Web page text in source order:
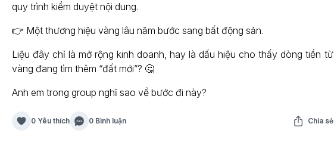
quy trình kiểm duyệt nội dung.
👉 Một thương hiệu vàng lâu năm bước sang bất động sản.
Liệu đây chỉ là mở rộng kinh doanh, hay là dấu hiệu cho thấy dòng tiền từ
vàng đang tìm thêm “đất mới”? 🤔
Anh em trong group nghĩ sao về bước đi này?
0 Yêu thích 0 Bình luận Chia sẻ